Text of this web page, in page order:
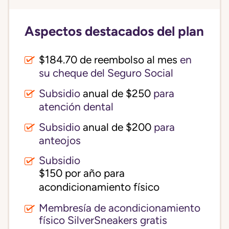
Aspectos destacados del plan
$184.70 de reembolso al mes en
su cheque del Seguro Social
Subsidio anual de $250 para
atención dental
Subsidio anual de $200 para
anteojos
Subsidio
$150 por año para
acondicionamiento físico
Membresía de acondicionamiento
físico SilverSneakers gratis